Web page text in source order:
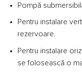
Pompă
Pentru instalare
rezervoare.
Pentru instalare
se folosească o